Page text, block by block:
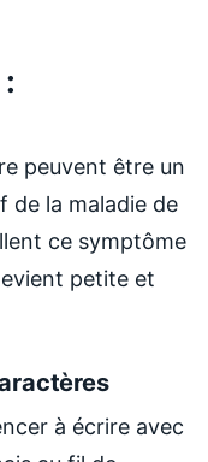
peuvent être un
de la maladie de
ce symptôme
petite et
à écrire avec